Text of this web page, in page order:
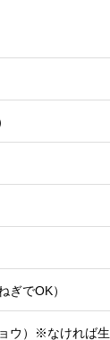
ぎでOK）
ウ）※なければ生